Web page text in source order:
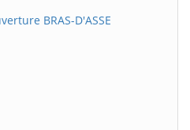
BRAS-D'ASSE